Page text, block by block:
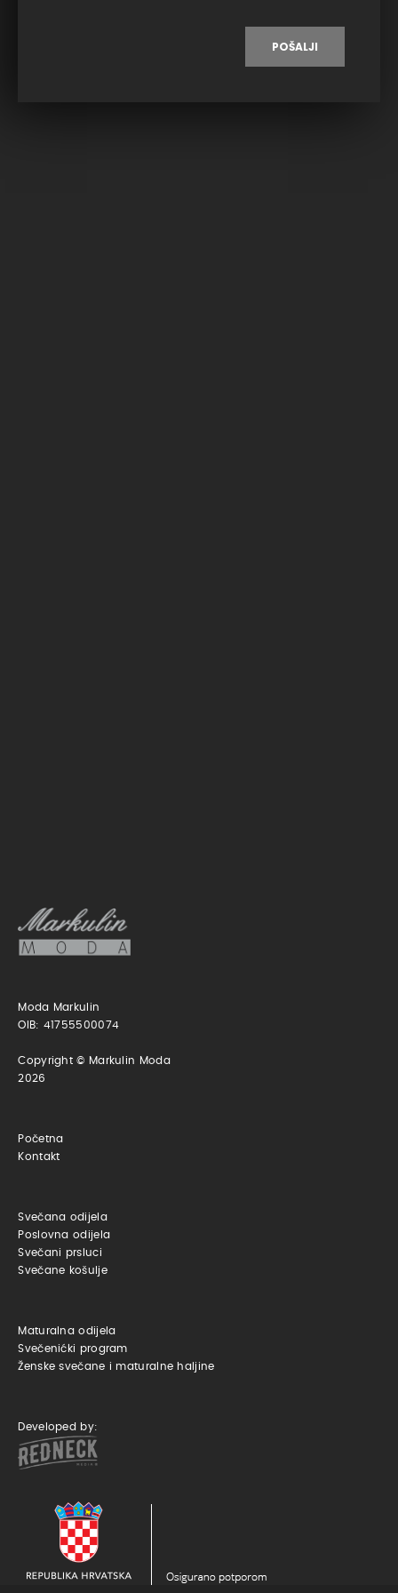
Moda Markulin
OIB: 41755500074
Copyright © Markulin Moda
2026
Početna
Kontakt
Svečana odijela
Poslovna odijela
Svečani prsluci
Svečane košulje
Maturalna odijela
Svečenićki program
Ženske svečane i maturalne haljine
Developed by: